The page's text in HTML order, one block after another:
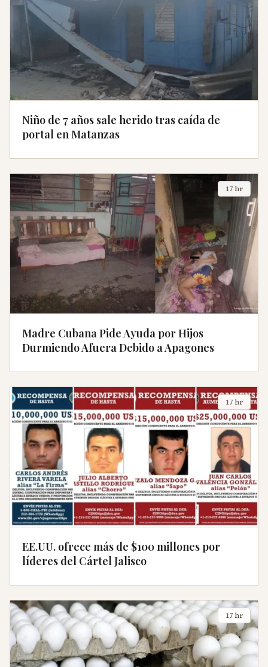
Niño de 7 años sale herido tras caída de
portal en Matanzas
17 hr
Madre Cubana Pide Ayuda por Hijos
Durmiendo Afuera Debido a Apagones
17 hr
EE.UU. ofrece más de $100 millones por
líderes del Cártel Jalisco
17 hr